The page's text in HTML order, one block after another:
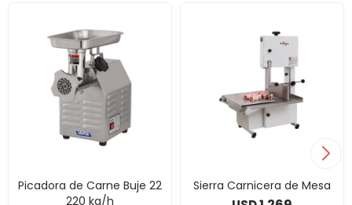
Picadora de Carne Buje 22
220 kg/h
Sierra Carnicera de Mesa